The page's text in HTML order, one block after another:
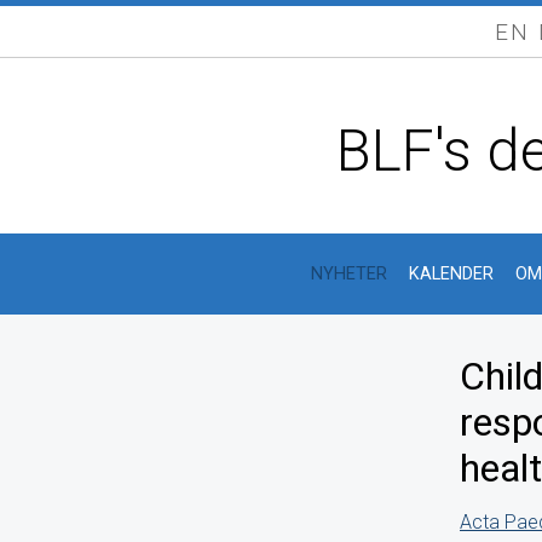
EN
BLF's
NYHETER KALENDER
Acta